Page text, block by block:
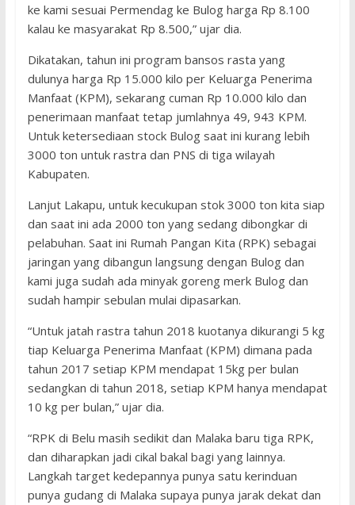
ke kami sesuai Permendag ke Bulog harga Rp 8.100
kalau ke masyarakat Rp 8.500,” ujar dia.
Dikatakan, tahun ini program bansos rasta yang
dulunya harga Rp 15.000 kilo per Keluarga Penerima
Manfaat (KPM), sekarang cuman Rp 10.000 kilo dan
penerimaan manfaat tetap jumlahnya 49, 943 KPM.
Untuk ketersediaan stock Bulog saat ini kurang lebih
3000 ton untuk rastra dan PNS di tiga wilayah
Kabupaten.
Lanjut Lakapu, untuk kecukupan stok 3000 ton kita siap
dan saat ini ada 2000 ton yang sedang dibongkar di
pelabuhan. Saat ini Rumah Pangan Kita (RPK) sebagai
jaringan yang dibangun langsung dengan Bulog dan
kami juga sudah ada minyak goreng merk Bulog dan
sudah hampir sebulan mulai dipasarkan.
“Untuk jatah rastra tahun 2018 kuotanya dikurangi 5 kg
tiap Keluarga Penerima Manfaat (KPM) dimana pada
tahun 2017 setiap KPM mendapat 15kg per bulan
sedangkan di tahun 2018, setiap KPM hanya mendapat
10 kg per bulan,” ujar dia.
“RPK di Belu masih sedikit dan Malaka baru tiga RPK,
dan diharapkan jadi cikal bakal bagi yang lainnya.
Langkah target kedepannya punya satu kerinduan
punya gudang di Malaka supaya punya jarak dekat dan